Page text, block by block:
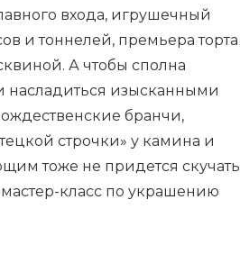
входа, игрушечный
и тоннелей, премьера торта
А чтобы сполна
насладиться изысканными
бранчи,
строчки» у камина и
тоже не придется скучать
класс по украшению